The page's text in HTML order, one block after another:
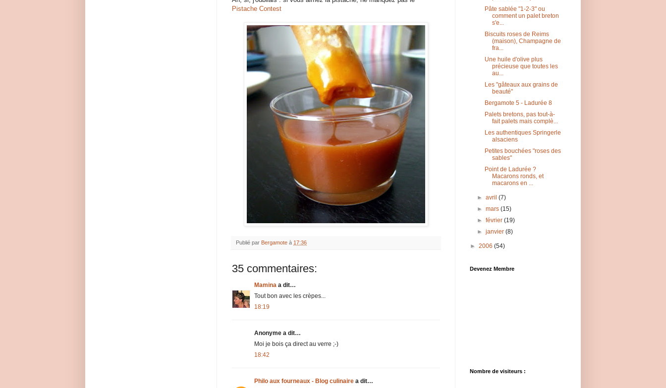
Pistache Contest
Publié par Bergamote à 17:36
35 commentaires:
Mamina a dit…
Tout bon avec les crèpes...
18:19
Anonyme a dit…
Moi je bois ça direct au verre ;-)
18:42
Philo aux fourneaux - Blog culinaire a dit…
Pâte sablée "1-2-3" ou
comment un palet breton
s'e...
Biscuits roses de Reims
(maison), Champagne de
fra...
Une huile d'olive plus
précieuse que toutes les
au...
Les "gâteaux aux grains de
beauté"
Bergamote 5 - Ladurée 8
Palets bretons, pas tout-à-
fait palets mais complè...
Les authentiques Springerle
alsaciens
Petites bouchées "roses des
sables"
Point de Ladurée ?
Macarons ronds, et
macarons en ...
►avril(7)
►mars(15)
►février(19)
►janvier(8)
► 2006 (54)
Devenez Membre
Nombre de visiteurs :